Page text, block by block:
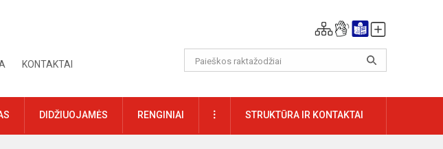
KONTAKTAI
DIDŽIUOJAMĖS RENGINIAI DAUGIAUSTRUKTŪRA IR KONTAKTAI